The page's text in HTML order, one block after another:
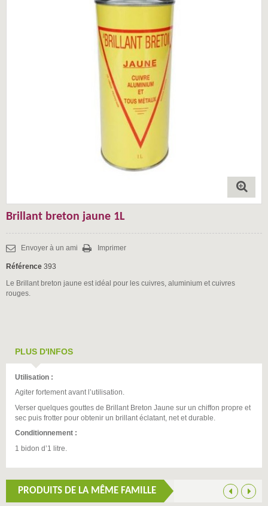
Brillant breton jaune 1L
Envoyer à un ami Imprimer
Référence 393
Le Brillant breton jaune est idéal pour les cuivres, aluminium et cuivres
rouges.
PLUS D'INFOS
Utilisation :
Agiter fortement avant l ’utilisation.
Verser quelques gouttes de Brillant Breton Jaune sur un chiffon propre et
sec puis frotter pour obtenir un brillant éclatant, net et durable.
Conditionnement :
1 bidon d’1 litre.
PRODUITS DE LA MÊME FAMILLE